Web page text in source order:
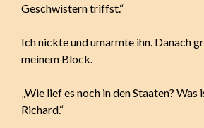
Geschwistern triffst.“
Ich nickte und umarmte ihn. Danach
meinem Block.
„Wie lief es noch in den Staaten?
Richard.“